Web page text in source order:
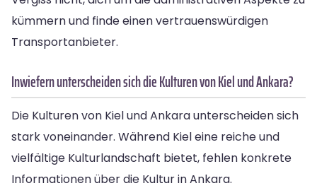
kümmern und finde einen vertrauenswürdigen
Transportanbieter.
Inwiefern unterscheiden sich die Kulturen von Kiel und Ankara?
Die Kulturen von Kiel und Ankara unterscheiden sich
stark voneinander. Während Kiel eine reiche und
vielfältige Kulturlandschaft bietet, fehlen konkrete
Informationen über die Kultur in Ankara.